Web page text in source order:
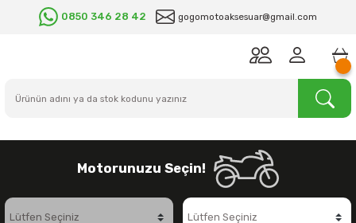
0850 346 28 42 gogomotoaksesuar@gmail.com
Motorunuzu Seçin!